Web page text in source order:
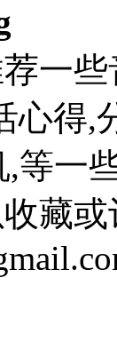
一
心得,
,等一
藏